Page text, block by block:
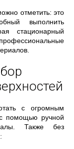
отметить: это
выполнить
стационарный
профессиональные
с огромным
с помощью ручной
Также без